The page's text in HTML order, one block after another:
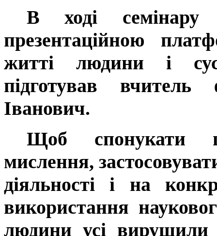
В ході семінару
презентаційною
житті людини і
підготував
Іванович.
Щоб спонукати
мислення,
діяльності і на
використання
людини усі